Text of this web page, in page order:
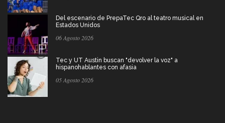
Del escenario de PrepaTec Qro al teatro musical en
Estados Unidos
06 Agosto 2026
Tec y UT Austin buscan "devolver la voz" a
hispanohablantes con afasia
05 Agosto 2026